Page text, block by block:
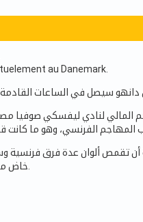
au Danemark.
لنادي ليفسكي صوفيا
فلوريان دانهو البالغ من العمر 25 سنة أن